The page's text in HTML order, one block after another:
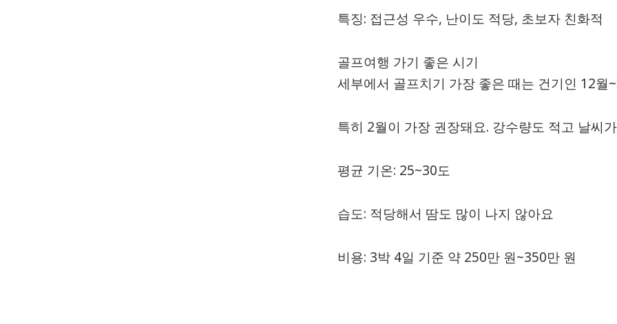
특징: 접근성 우수, 난이도 적당, 초보자 친화적
골프여행 가기 좋은 시기
세부에서 골프치기 가장 좋은 때는 건기인 12월
특히 2월이 가장 권장돼요. 강수량도 적고 날씨
평균 기온: 25~30도
습도: 적당해서 땀도 많이 나지 않아요
비용: 3박 4일 기준 약 250만 원~350만 원